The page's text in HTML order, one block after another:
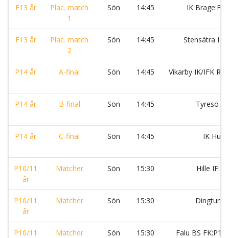
F13 år
Plac. match
1
Sön 14:45 IK
F13 år
Plac. match
2
Sön 14:45 Stensätra
P14 år A-final Sön 14:45 Vikarby IK/IFK
P14 år B-final Sön 14:45 Tyresö
P14 år C-final Sön 14:45 IK
P10/11
år
Matcher Sön 15:30 Hille IF:
P10/11
år
Matcher Sön 15:30 Dingtuna
P10/11
Matcher Sön 15:30 Falu BS